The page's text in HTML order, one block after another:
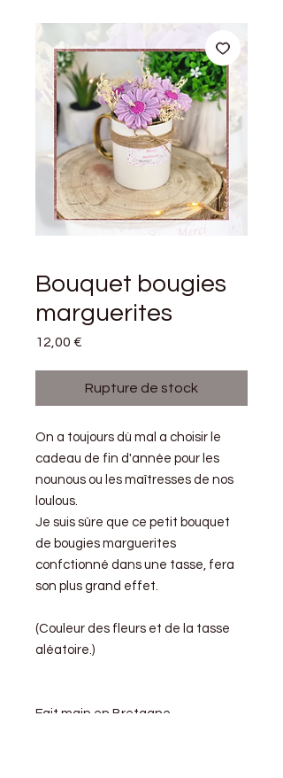
Bouquet bougies
marguerites
12,00 €
Rupture de stock
On a toujours dù mal a choisir le
cadeau de fin d'année pour les
nounous ou les maîtresses de nos
loulous.
Je suis sûre que ce petit bouquet
de bougies marguerites
confctionné dans une tasse, fera
son plus grand effet.
(Couleur des fleurs et de la tasse
aléatoire.)
Fait main en Bretagne